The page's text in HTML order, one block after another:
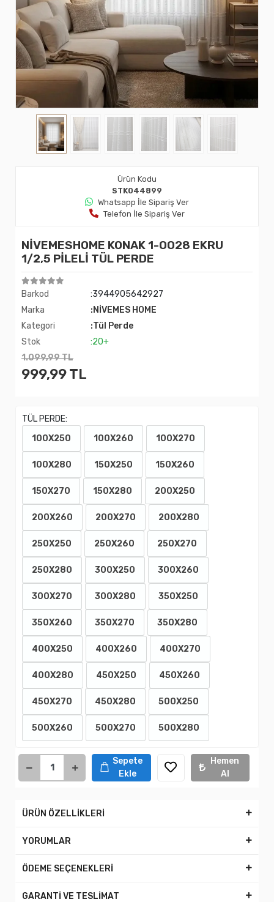
Ürün Kodu
STK044899
Whatsapp İle Sipariş Ver
Telefon İle Sipariş Ver
NİVEMESHOME KONAK 1-0028 EKRU
1/2,5 PİLELİ TÜL PERDE
Barkod
:3944905642927
Marka
:NİVEMES HOME
Kategori
:Tül Perde
Stok
:20+
1.099,99 TL
999,99 TL
TÜL PERDE:
100X250
100X260 100X270
100X280 150X250 150X260
150X270 150X280 200X250
200X260 200X270 200X280
250X250 250X260 250X270
250X280 300X250 300X260
300X270 300X280 350X250
350X260 350X270 350X280
400X250 400X260 400X270
400X280 450X250 450X260
450X270 450X280 500X250
500X260 500X270 500X280
Sepete
Ekle
Hemen
Al
ÜRÜN ÖZELLİKLERİ
YORUMLAR
ÖDEME SEÇENEKLERİ
GARANTİ VE TESLİMAT